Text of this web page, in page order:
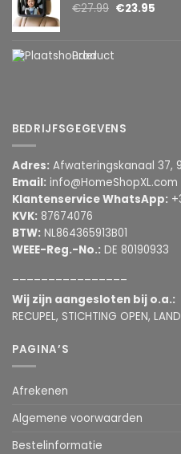
€27.99 €23.95
Product
BEDRIJFSGEGEVENS
Adres: Afwateringskanaal 37,
Email: info@HomeShopXL.com
Klantenservice WhatsApp:
KVK: 87674076
BTW: NL864365913B01
WEEE-Reg.-No.: DE 80190933
Wij zijn aangesloten bij o.a.:
RECUPEL, STICHTING OPEN,
PAGINA’S
Afrekenen
Algemene voorwaarden
Bestelinformatie